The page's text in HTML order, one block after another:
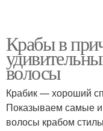
Крабы в
волосы
Крабик — хороший
Показываем самые
волосы крабом